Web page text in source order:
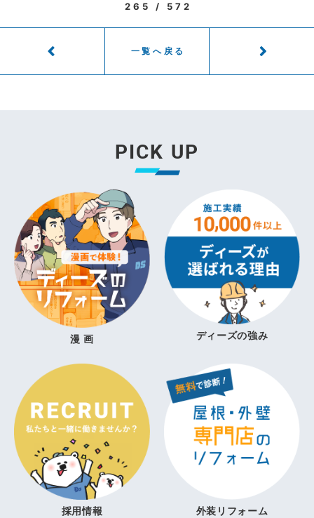
265 / 572
一覧へ戻る
PICK UP
漫 画 ディーズの強み
採用情報 外装リフォーム